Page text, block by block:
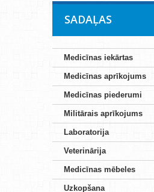
SADAĻAS
Medicīnas iekārtas
Medicīnas aprīkojums
Medicīnas piederumi
Militārais aprīkojums
Laboratorija
Veterinārija
Medicīnas mēbeles
Uzkopšana